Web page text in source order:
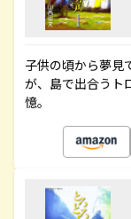
子供の頃から夢見
が、島で出合うト
憶。